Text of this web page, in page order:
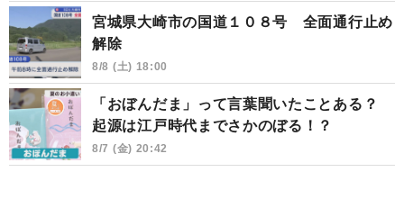
宮城県大崎市の国道１０８号 全面通行止め
解除
8/8 (土) 18:00
「おぼんだま」って言葉聞いたことある？
起源は江戸時代までさかのぼる！？
8/7 (金) 20:42